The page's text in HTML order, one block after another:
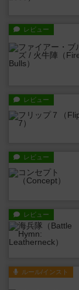
レビュー
レビュー
レビュー
レビュー
ルール/インスト